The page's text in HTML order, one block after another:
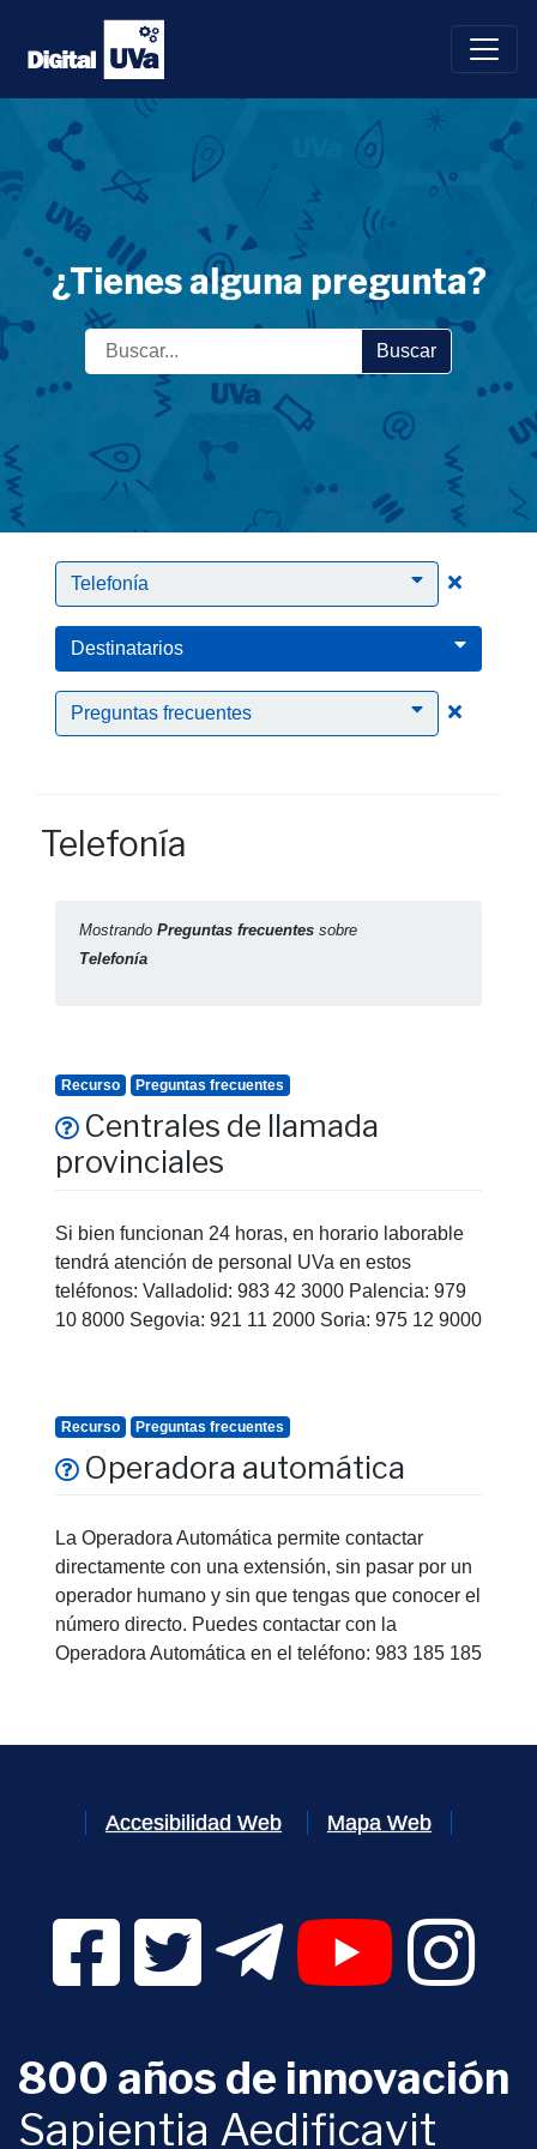
Saltar
contenido
¿Tienes alguna pregunta?
Buscar
Telefonía Clic
Destinatarios
Preguntas frecuentes Clic
Telefonía
Mostrando Preguntas frecuentes sobre
Telefonía
Recurso Preguntas frecuentes
Centrales de llamada
provinciales
Si bien funcionan 24 horas, en horario laborable
tendrá atención de personal UVa en estos
teléfonos: Valladolid: 983 42 3000 Palencia: 979
10 8000 Segovia: 921 11 2000 Soria: 975 12 9000
Recurso Preguntas frecuentes
Operadora automática
La Operadora Automática permite contactar
directamente con una extensión, sin pasar por un
operador humano y sin que tengas que conocer el
número directo. Puedes contactar con la
Operadora Automática en el teléfono: 983 185 185
Accesibilidad Web Mapa Web
Facebook Digital UVa (se abrirá en una nueva
Twitter Digital UVa (se abrirá en una
Telegram Digital UVa (se
YouTube Digital
800 años de innovación
Sapientia Aedificavit